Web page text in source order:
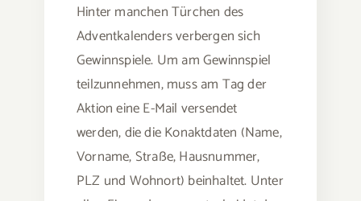
Hinter manchen Türchen des
Adventkalenders verbergen sich
Gewinnspiele. Um am Gewinnspiel
teilzunnehmen, muss am Tag der
Aktion eine E-Mail versendet
werden, die die Konaktdaten (Name,
Vorname, Straße, Hausnummer,
PLZ und Wohnort) beinhaltet. Unter